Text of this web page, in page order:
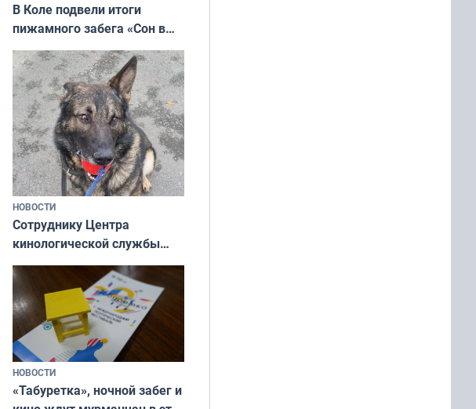
В Коле подвели итоги
пижамного забега «Сон в
Олимпийскую ночь»
НОВОСТИ
Сотруднику Центра
кинологической службы
ищут новый дом
НОВОСТИ
«Табуретка», ночной забег и